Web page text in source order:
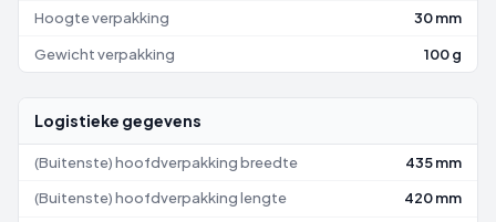
Hoogte verpakking 30 mm
Gewicht verpakking 100 g
Logistieke gegevens
(Buitenste) hoofdverpakking breedte 435 mm
(Buitenste) hoofdverpakking lengte 420 mm